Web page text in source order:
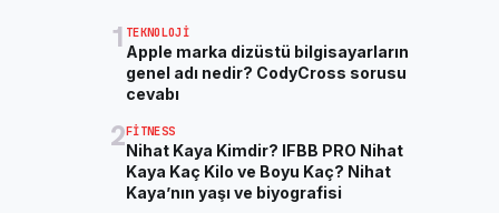
1 TEKNOLOJI
Apple marka dizüstü bilgisayarların
genel adı nedir? CodyCross sorusu
cevabı
2FITNESS
Nihat Kaya Kimdir? IFBB PRO Nihat
Kaya Kaç Kilo ve Boyu Kaç? Nihat
Kaya’nın yaşı ve biyografisi